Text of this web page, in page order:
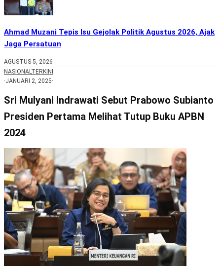
Ahmad Muzani Tepis Isu Gejolak Politik Agustus 2026, Ajak
Jaga Persatuan
AGUSTUS 5, 2026
NASIONALTERKINI
·JANUARI 2, 2025·
Sri Mulyani Indrawati Sebut Prabowo Subianto
Presiden Pertama Melihat Tutup Buku APBN
2024